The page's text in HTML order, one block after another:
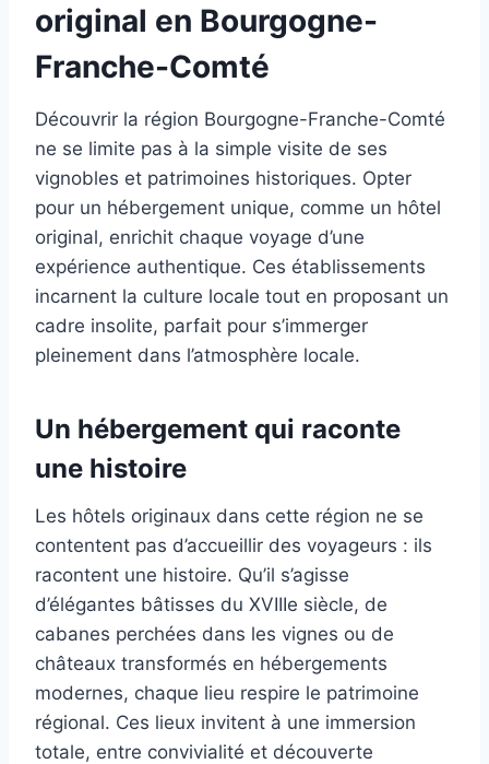
original en Bourgogne-
Franche-Comté
Découvrir la région Bourgogne-Franche-Comté
ne se limite pas à la simple visite de ses
vignobles et patrimoines historiques. Opter
pour un hébergement unique, comme un hôtel
original, enrichit chaque voyage d’une
expérience authentique. Ces établissements
incarnent la culture locale tout en proposant un
cadre insolite, parfait pour s’immerger
pleinement dans l’atmosphère locale.
Un hébergement qui raconte
une histoire
Les hôtels originaux dans cette région ne se
contentent pas d’accueillir des voyageurs : ils
racontent une histoire. Qu’il s’agisse
d’élégantes bâtisses du XVIIIe siècle, de
cabanes perchées dans les vignes ou de
châteaux transformés en hébergements
modernes, chaque lieu respire le patrimoine
régional. Ces lieux invitent à une immersion
totale, entre convivialité et découverte